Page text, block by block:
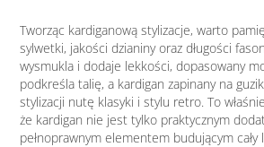
Tworząc kardiganową stylizacje, warto
sylwetki, jakości dzianiny oraz długości
wysmukla i dodaje lekkości, dopasowany
podkreśla talię, a kardigan zapinany na
stylizacji nutę klasyki i stylu retro. To
że kardigan nie jest tylko praktycznym
pełnoprawnym elementem budującym cały